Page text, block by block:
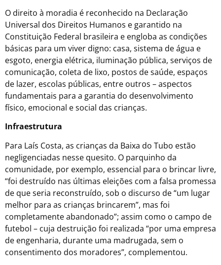
O direito à moradia é reconhecido na Declaração
Universal dos Direitos Humanos e garantido na
Constituição Federal brasileira e engloba as condições
básicas para um viver digno: casa, sistema de água e
esgoto, energia elétrica, iluminação pública, serviços de
comunicação, coleta de lixo, postos de saúde, espaços
de lazer, escolas públicas, entre outros – aspectos
fundamentais para a garantia do desenvolvimento
físico, emocional e social das crianças.
Infraestrutura
Para Laís Costa, as crianças da Baixa do Tubo estão
negligenciadas nesse quesito. O parquinho da
comunidade, por exemplo, essencial para o brincar livre,
“foi destruído nas últimas eleições com a falsa promessa
de que seria reconstruído, sob o discurso de “um lugar
melhor para as crianças brincarem”, mas foi
completamente abandonado”; assim como o campo de
futebol – cuja destruição foi realizada “por uma empresa
de engenharia, durante uma madrugada, sem o
consentimento dos moradores”, complementou.